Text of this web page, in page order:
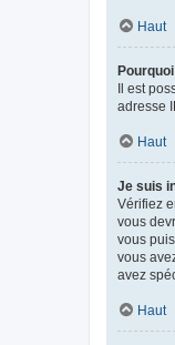
Haut
Il est
adresse
Haut
Je suis
Vérifiez
vous
vous
vous
avez
Haut